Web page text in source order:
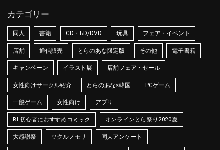
カテゴリー
同人 書籍 CD・BD/DVD 玩具 フェア・イベント
店舗 通信販売 とらのあな限定版 その他 電子書籍
キャンペーン イラスト展 店舗フェア・セール
女性向けサークル紹介 とらのあな×韓国 PCゲーム
一般ゲーム 女性向け アプリ
BL初心者におすすめコミック オンラインとら祭り2020夏
大感謝祭 ツクルノモリ 同人アンケート